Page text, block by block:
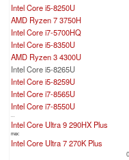
Intel Core i5-8250U
AMD Ryzen 7 3750H
Intel Core i7-5700HQ
Intel Core i5-8350U
AMD Ryzen 3 4300U
Intel Core i5-8265U
Intel Core i5-8259U
Intel Core i7-8565U
Intel Core i7-8550U
...
Intel Core Ultra 9 290HX Plus
max:
Intel Core Ultra 7 270K Plus